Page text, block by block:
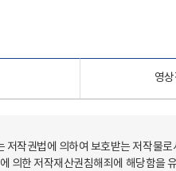
영
작권법에 의하여 보호받는 저작물
의한 저작재산권침해죄에 해당함을